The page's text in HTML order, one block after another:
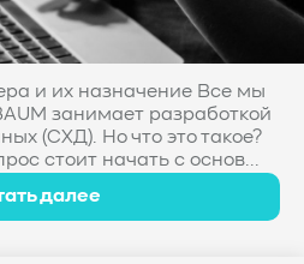
и их назначение Все мы
занимает разработкой
(СХД). Но что это такое?
стоит начать с основ...
далее